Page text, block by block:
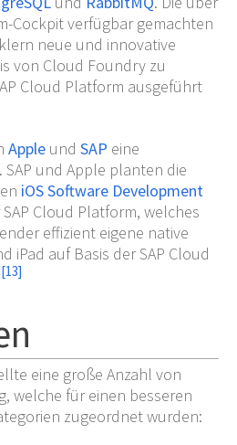
Cockpit verfügbar gemachten
neue und innovative
von Cloud Foundry zu
Cloud Platform ausgeführt
Apple und SAP eine
und Apple planten die
iOSSoftware Development
Cloud Platform, welches
effizient eigene native
iPad auf Basis der SAP Cloud
[13]
eine große Anzahl von
welche für einen besseren
zugeordnet wurden: